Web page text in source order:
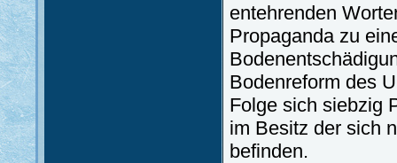
entehrenden
Propaganda zu
Bodenreform des
Folge sich siebzig
im Besitz der sich
befinden.